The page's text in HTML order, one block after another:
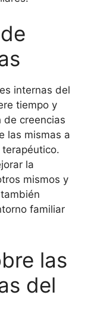
internas del
tiempo y
de creencias
las mismas a
la
mismos y
familiar
las
del